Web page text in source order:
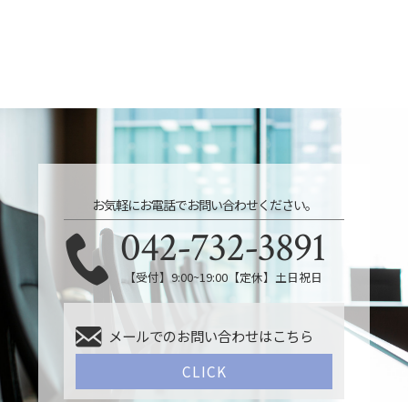
お気軽にお電話でお問い合わせください。
042-732-3891
【受付】9:00~19:00【定休】土日祝日
メールでのお問い合わせはこちら
CLICK